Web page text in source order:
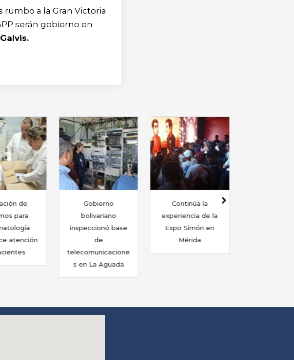
a la Gran Victoria
serán gobierno en
base
de
Aguada
Continúa la
experiencia de la
Expo Simón en
Mérida
Mérida celebró
masivo desfile
pedagógico en
respaldo a la paz